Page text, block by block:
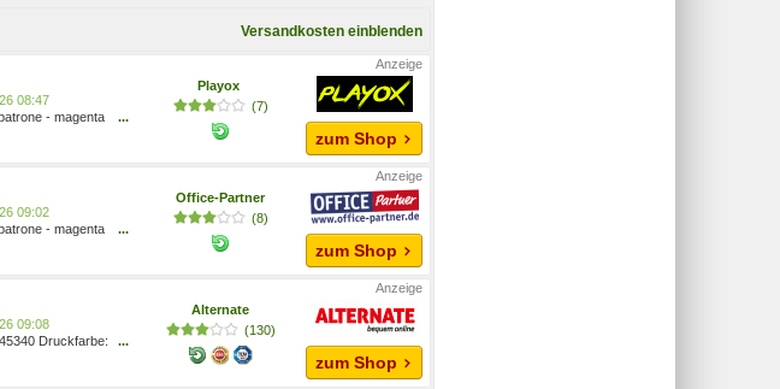
Versandkosten einblenden
08:47
- magenta
...
Playox
(7)
zum Shop
09:02
- magenta
...
Office-Partner
(8)
zum Shop
09:08
Druckfarbe:
...
Alternate
(130)
zum Shop